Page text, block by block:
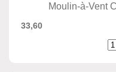
Moulin-à-Vent
33,60